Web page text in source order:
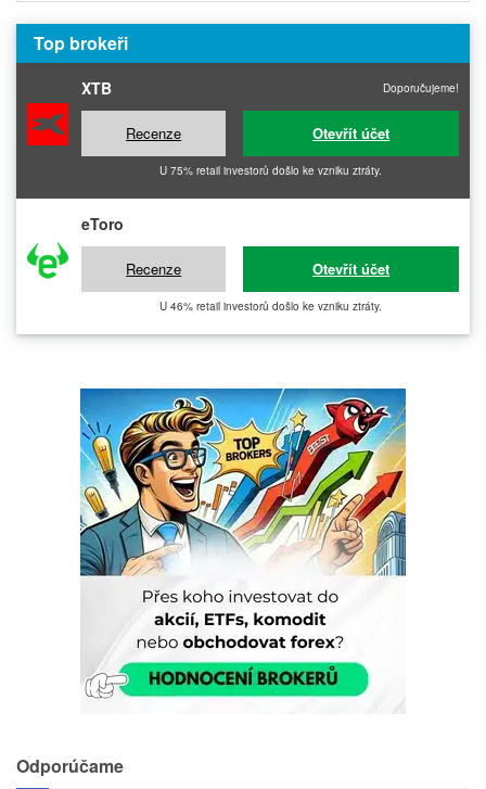
Top brokeři
XTB Doporučujeme!
Recenze Otevřít účet
U 75% retail investorů došlo ke vzniku ztráty.
eToro
Recenze Otevřít účet
U 46% retail investorů došlo ke vzniku ztráty.
Odporúčame